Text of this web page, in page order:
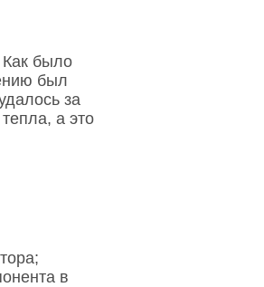
Как было
был
за
а это
в